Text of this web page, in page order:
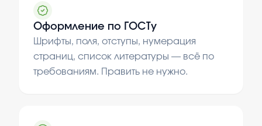
Оформление по ГОСТу
Шрифты, поля, отступы, нумерация
страниц, список литературы — всё по
требованиям. Править не нужно.